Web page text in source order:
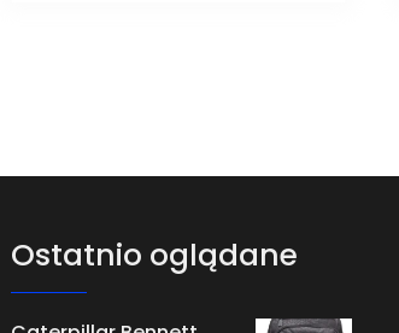
Ostatnio oglądane